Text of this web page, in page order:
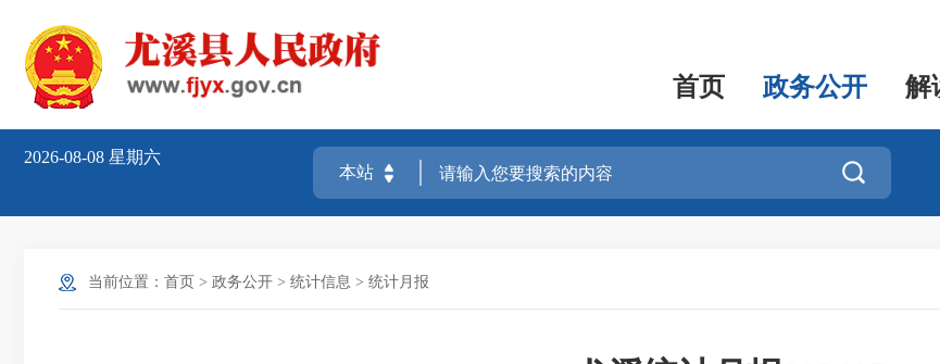
首页 政务公开 解
2026-08-08 星期六

当前位置： 首页 > 政务公开 > 统计信息 > 统计月报